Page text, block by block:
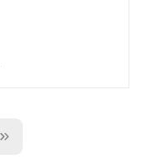
Przejdź do ostatniej